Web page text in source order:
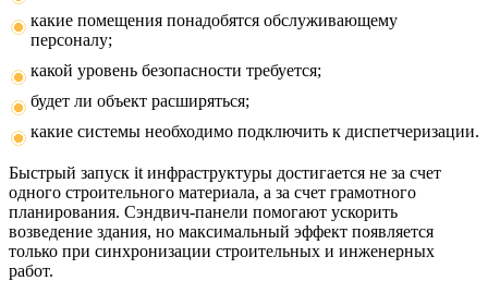
какие помещения понадобятся обслуживающему
персоналу;
какой уровень безопасности требуется;
будет ли объект расширяться;
какие системы необходимо подключить к диспетчеризации.
Быстрый запуск it инфраструктуры достигается не за счет
одного строительного материала, а за счет грамотного
планирования. Сэндвич-панели помогают ускорить
возведение здания, но максимальный эффект появляется
только при синхронизации строительных и инженерных
работ.